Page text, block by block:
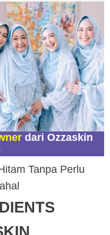
dari Ozzaskin
Tanpa Perlu